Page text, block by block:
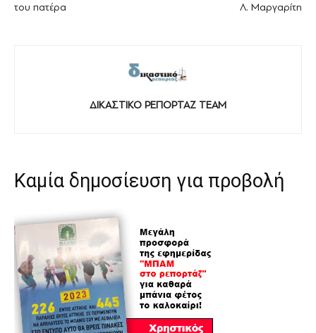
του πατέρα
Λ. Μαργαρίτη
ΔΙΚΑΣΤΙΚΟ ΡΕΠΟΡΤΑΖ TEAM
Καμία δημοσίευση για προβολή